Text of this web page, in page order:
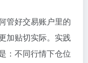
管好交易账户里的
加贴切实际。实践
：不同行情下仓位